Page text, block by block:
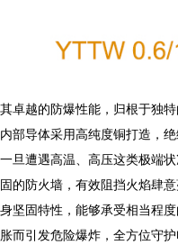
其卓越的防爆性能，归根于独
内部导体采用高纯度铜打造，
一旦遭遇高温、高压这类极端
固的防火墙，有效阻挡火焰肆
身坚固特性，能够承受相当程
胀而引发危险爆炸，全方位守护